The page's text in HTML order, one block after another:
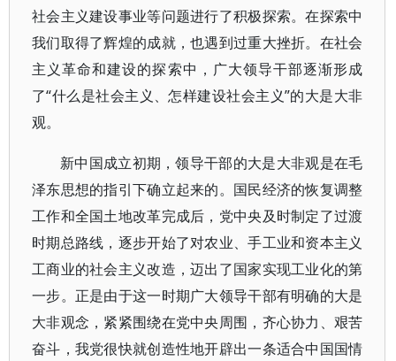
社会主义建设事业等问题进行了积极探索。在探索中
我们取得了辉煌的成就，也遇到过重大挫折。在社会
主义革命和建设的探索中，广大领导干部逐渐形成
了“什么是社会主义、怎样建设社会主义”的大是大非
观。
新中国成立初期，领导干部的大是大非观是在毛
泽东思想的指引下确立起来的。国民经济的恢复调整
工作和全国土地改革完成后，党中央及时制定了过渡
时期总路线，逐步开始了对农业、手工业和资本主义
工商业的社会主义改造，迈出了国家实现工业化的第
一步。正是由于这一时期广大领导干部有明确的大是
大非观念，紧紧围绕在党中央周围，齐心协力、艰苦
奋斗，我党很快就创造性地开辟出一条适合中国国情